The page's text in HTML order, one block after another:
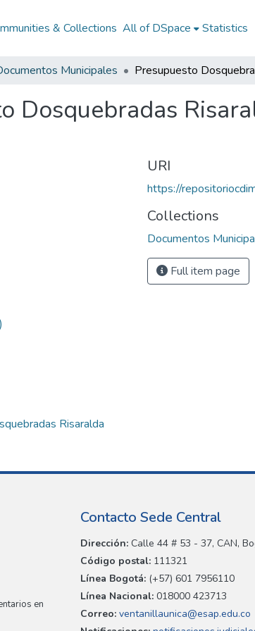
& Collections All of DSpace Statistics
Municipales
Dosquebradas
Risaralda
URI
https://
Collections
Documentos
Full item page
en
Contacto Sede Central
Dirección: Calle 44 # 53 - 37, CAN,
Código postal: 111321
Línea Bogotá: (+57) 601 7956110
Línea Nacional: 018000 423713
Correo: ventanillaunica@esap.edu.co